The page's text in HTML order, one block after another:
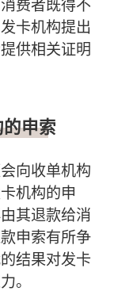
费者既得不
卡机构提出
供相关证明
申索
向收单机构
机构的申
其退款给消
申索有所争
结果对发卡
。